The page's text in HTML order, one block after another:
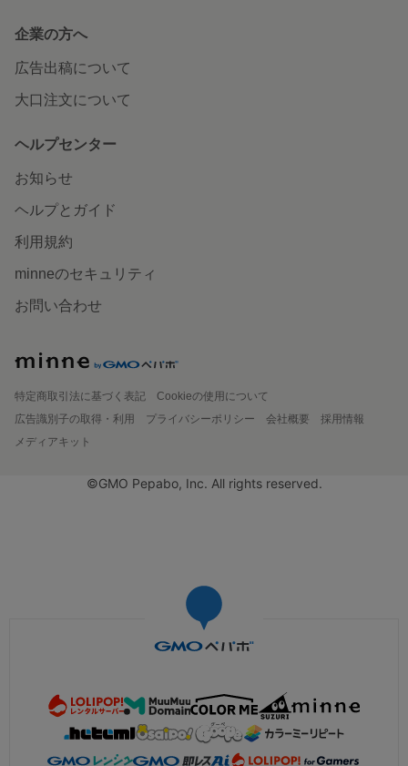
企業の方へ
広告出稿について
大口注文について
ヘルプセンター
お知らせ
ヘルプとガイド
利用規約
minneのセキュリティ
お問い合わせ
特定商取引法に基づく表記
Cookieの使用について
広告識別子の取得・利用
プライバシーポリシー 会社概要
採用情報
メディアキット
©GMO Pepabo, Inc. All rights reserved.